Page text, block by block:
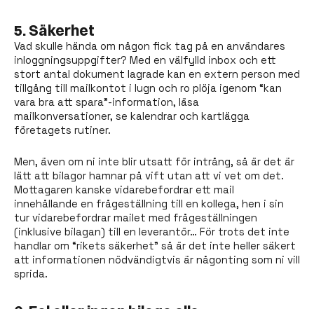
5. Säkerhet
Vad skulle hända om någon fick tag på en användares
inloggningsuppgifter? Med en välfylld inbox och ett
stort antal dokument lagrade kan en extern person med
tillgång till mailkontot i lugn och ro plöja igenom “kan
vara bra att spara”-information, läsa
mailkonversationer, se kalendrar och kartlägga
företagets rutiner.
Men, även om ni inte blir utsatt för intrång, så är det är
lätt att bilagor hamnar på vift utan att vi vet om det.
Mottagaren kanske vidarebefordrar ett mail
innehållande en frågeställning till en kollega, hen i sin
tur vidarebefordrar mailet med frågeställningen
(inklusive bilagan) till en leverantör… För trots det inte
handlar om “rikets säkerhet” så är det inte heller säkert
att informationen nödvändigtvis är någonting som ni vill
sprida.